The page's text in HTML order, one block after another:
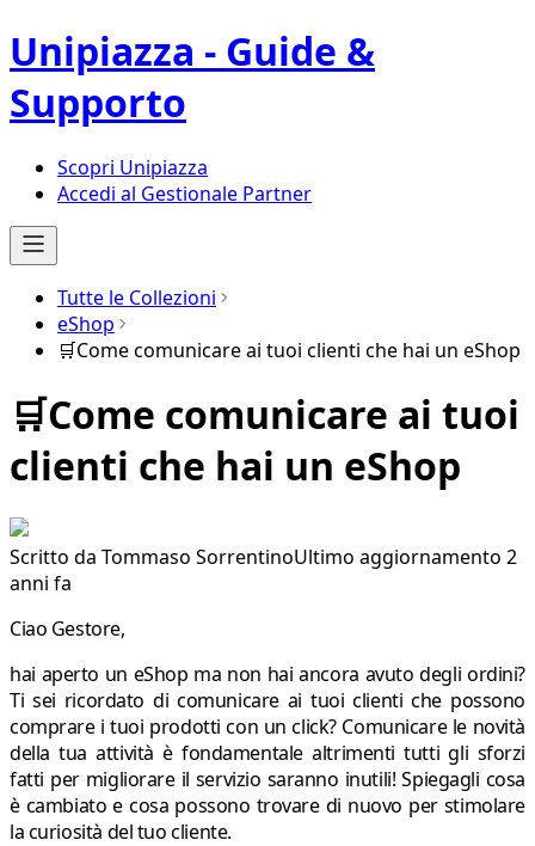
Unipiazza - Guide &
Supporto
Scopri Unipiazza
Accedi al Gestionale Partner
Tutte le Collezioni
eShop
🛒Come comunicare ai tuoi clienti che hai un eShop
🛒Come comunicare ai tuoi
clienti che hai un eShop
Scritto da Tommaso SorrentinoUltimo aggiornamento 2
anni fa
Ciao Gestore,
hai aperto un eShop ma non hai ancora avuto degli ordini?
Ti sei ricordato di comunicare ai tuoi clienti che possono
comprare i tuoi prodotti con un click? Comunicare le novità
della tua attività è fondamentale altrimenti tutti gli sforzi
fatti per migliorare il servizio saranno inutili! Spiegagli cosa
è cambiato e cosa possono trovare di nuovo per stimolare
la curiosità del tuo cliente.